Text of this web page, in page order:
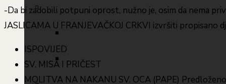
-Da bi zadobili potpuni oprost, nužno je, osim da nema
JASLICAMA U FRANJEVAČKOJ CRKVI izvršiti propisano
ISPOVIJED
SV. MISA I PRIČEST
MOLITVA NA NAKANU SV. OCA (PAPE)